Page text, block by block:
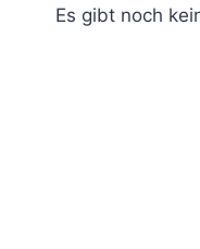
Es gibt noch